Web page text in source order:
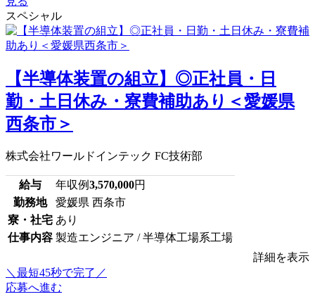
スペシャル
【半導体装置の組立】◎正社員・日
勤・土日休み・寮費補助あり＜愛媛県
西条市＞
株式会社ワールドインテック FC技術部
給与 年収例3,570,000円
勤務地
愛媛県 西条市
寮・社宅 あり
仕事内容 製造エンジニア / 半導体工場系工場
詳細を表示
＼最短45秒で完了／
応募へ進む